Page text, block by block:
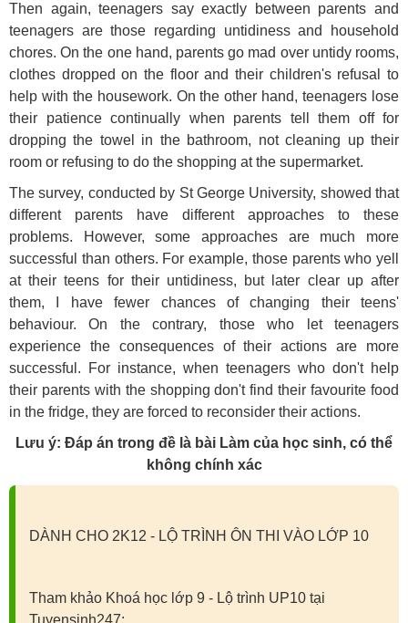
Then again, teenagers say exactly between parents and
teenagers are those regarding untidiness and household
chores. On the one hand, parents go mad over untidy rooms,
clothes dropped on the floor and their children's refusal to
help with the housework. On the other hand, teenagers lose
their patience continually when parents tell them off for
dropping the towel in the bathroom, not cleaning up their
room or refusing to do the shopping at the supermarket.
The survey, conducted by St George University, showed that
different parents have different approaches to these
problems. However, some approaches are much more
successful than others. For example, those parents who yell
at their teens for their untidiness, but later clear up after
them, I have fewer chances of changing their teens'
behaviour. On the contrary, those who let teenagers
experience the consequences of their actions are more
successful. For instance, when teenagers who don't help
their parents with the shopping don't find their favourite food
in the fridge, they are forced to reconsider their actions.
Lưu ý: Đáp án trong đề là bài Làm của học sinh, có thể
không chính xác
DÀNH CHO 2K12 - LỘ TRÌNH ÔN THI VÀO LỚP 10
Tham khảo Khoá học lớp 9 - Lộ trình UP10 tại
Tuyensinh247: